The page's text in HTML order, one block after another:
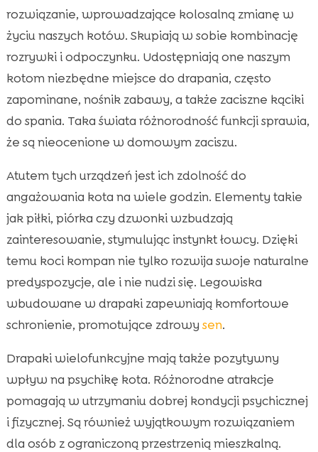
rozwiązanie, wprowadzające kolosalną zmianę w
życiu naszych kotów. Skupiają w sobie kombinację
rozrywki i odpoczynku. Udostępniają one naszym
kotom niezbędne miejsce do drapania, często
zapominane, nośnik zabawy, a także zaciszne kąciki
do spania. Taka świata różnorodność funkcji sprawia,
że są nieocenione w domowym zaciszu.
Atutem tych urządzeń jest ich zdolność do
angażowania kota na wiele godzin. Elementy takie
jak piłki, piórka czy dzwonki wzbudzają
zainteresowanie, stymulując instynkt łowcy. Dzięki
temu koci kompan nie tylko rozwija swoje naturalne
predyspozycje, ale i nie nudzi się. Legowiska
wbudowane w drapaki zapewniają komfortowe
schronienie, promotujące zdrowy sen.
Drapaki wielofunkcyjne mają także pozytywny
wpływ na psychikę kota. Różnorodne atrakcje
pomagają w utrzymaniu dobrej kondycji psychicznej
i fizycznej. Są również wyjątkowym rozwiązaniem
dla osób z ograniczoną przestrzenią mieszkalną.